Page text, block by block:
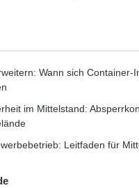
Wann sich Container-
im Mittelstand:
Leitfaden für